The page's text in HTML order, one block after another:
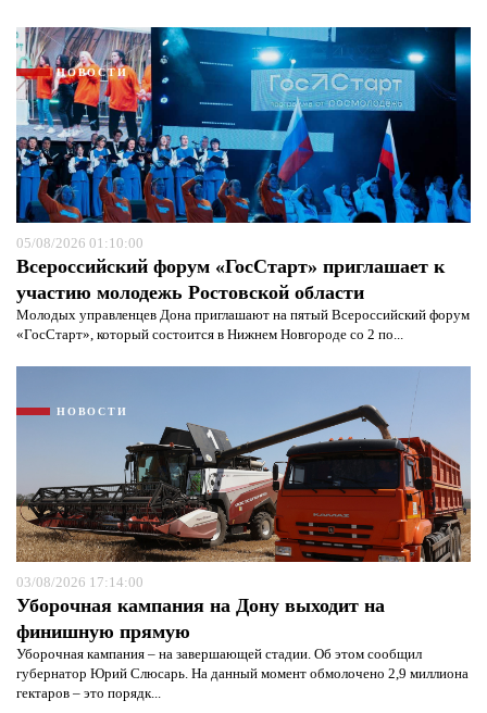
НОВОСТИ
05/08/2026 01:10:00
Всероссийский форум «ГосСтарт» приглашает к
участию молодежь Ростовской области
Молодых управленцев Дона приглашают на пятый Всероссийский форум
«ГосСтарт», который состоится в Нижнем Новгороде со 2 по...
НОВОСТИ
03/08/2026 17:14:00
Уборочная кампания на Дону выходит на
финишную прямую
Уборочная кампания – на завершающей стадии. Об этом сообщил
губернатор Юрий Слюсарь. На данный момент обмолочено 2,9 миллиона
гектаров – это порядк...
Я согласен с политикой конфиденциальности и
защиты информации*
Я согласен сполитикой конфиденциальности и